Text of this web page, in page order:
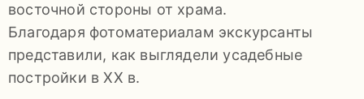
восточной стороны от храма.
Благодаря фотоматериалам экскурсанты
представили, как выглядели усадебные
постройки в XX в.